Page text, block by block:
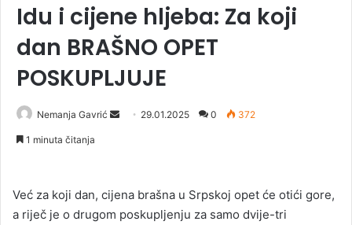
Idu i cijene hljeba: Za koji
dan BRAŠNO OPET
POSKUPLJUJE
Nemanja Gavrić
a
29.01.2025 0 372
1 minuta čitanja
Već za koji dan, cijena brašna u Srpskoj opet će otići gore,
a riječ je o drugom poskupljenju za samo dvije-tri